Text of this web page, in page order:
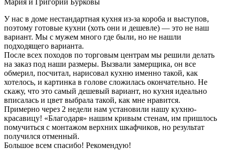
У нас в доме нестандартная кухня из-за короба и выступов,
поэтому готовые кухни (хоть они и дешевле) — это не наш
вариант. Мы с мужем много где были, но не нашли
подходящего варианта.
После всех походов по торговым центрам мы решили делать
на заказ под наши размеры. Вызвали замерщика, он все
обмерил, посчитал, нарисовал кухню именно такой, как
хотелось, и картинка в голове сложилась окончательно. Не
скажу, что это самый дешевый вариант, но кухня идеально
вписалась и цвет выбрала такой, как мне нравится.
Примерно через 2 недели нам установили нашу кухню-
красавицу! «Благодаря» нашим кривым стенам, им пришлось
помучиться с монтажом верхних шкафчиков, но результат
получился отменный.
Большое всем спасибо! Рекомендую!